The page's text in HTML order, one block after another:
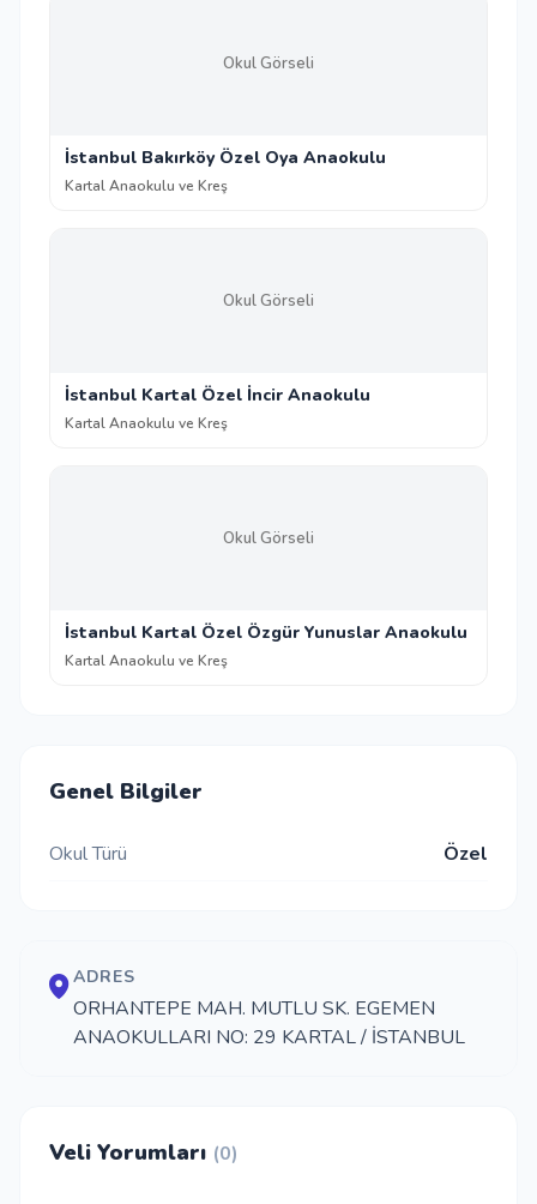
Okul Görseli
İstanbul Bakırköy Özel Oya Anaokulu
Kartal Anaokulu ve Kreş
Okul Görseli
İstanbul Kartal Özel İncir Anaokulu
Kartal Anaokulu ve Kreş
Okul Görseli
İstanbul Kartal Özel Özgür Yunuslar Anaokulu
Kartal Anaokulu ve Kreş
Genel Bilgiler
Okul Türü Özel
ADRES
ORHANTEPE MAH. MUTLU SK. EGEMEN
ANAOKULLARI NO: 29 KARTAL / İSTANBUL
Veli Yorumları (0)